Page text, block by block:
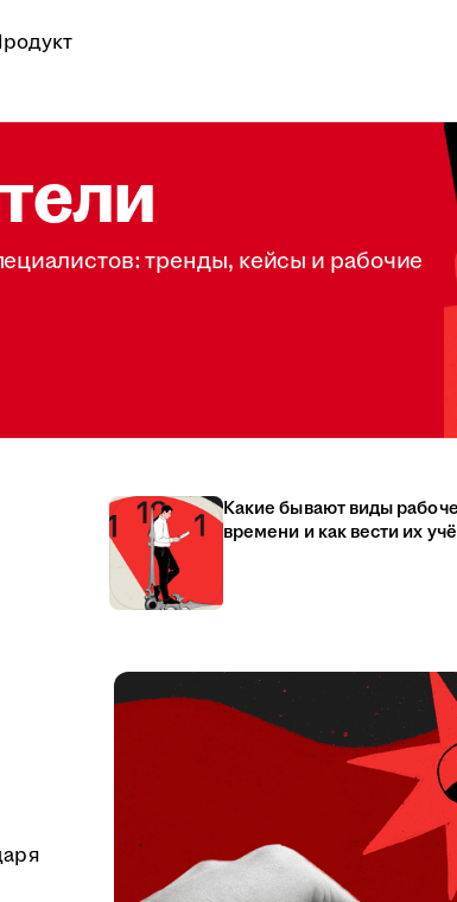
тренды, кейсы и рабочие
Какие бывают виды
времени и как вести их